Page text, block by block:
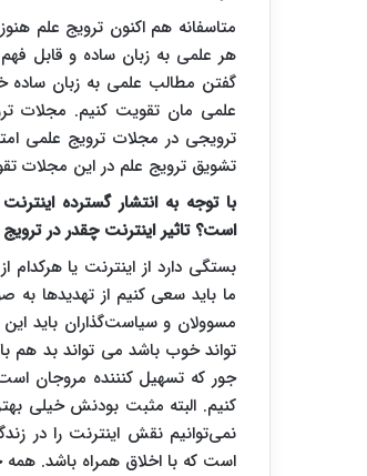
متاسفانه هم اکنون ترویج علم
هر علمی به زبان ساده و قابل
گفتن مطالب علمی به زبان ساده
علمی مان تقویت کنیم. مجلات
ترویجی در مجلات ترویج علمی
تشویق ترویج علم در این مجلات
با توجه به انتشار گسترده
است؟ تاثیر اینترنت چقدر در
بستگی دارد از اینترنت یا
ما باید سعی کنیم از تهدیدها به
مسوولان و سیاست‌گذاران باید
تواند خوب باشد می تواند بد هم
جور که تسهیل کنننده مروجان
کنیم. البته مثبت بودنش خیلی
نمی‌توانیم نقش اینترنت را در
است که با اخلاق همراه باشد. همه